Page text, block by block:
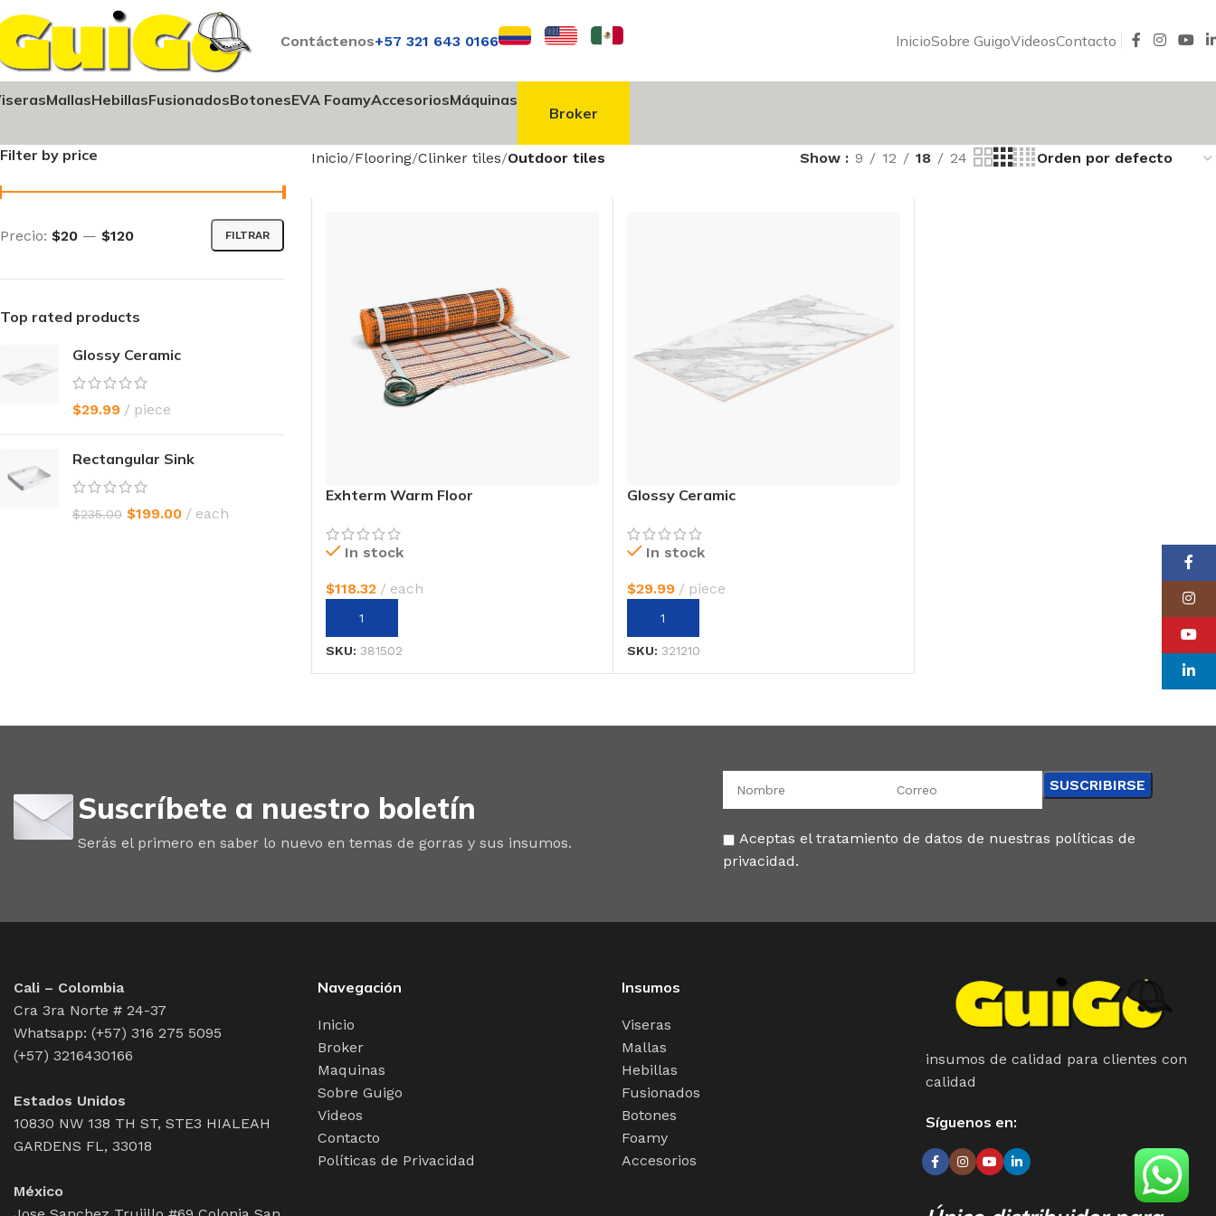
Contáctenos+57 321 643 0166 InicioSobre GuigoVideosContacto
MallasHebillasFusionadosBotonesEVA FoamyAccesoriosMáquinas
Broker
Filter by price
FILTRAR
Precio: $20 — $120
Top rated products
Glossy Ceramic
$29.99 piece
Rectangular Sink
$235.00 $199.00 each
Inicio Flooring Clinker tiles Outdoor tiles Show 9 12 18 24
Exhterm Warm Floor
In stock
$118.32 each
AÑADIR AL CARRITO
SKU: 381502
Glossy Ceramic
In stock
$29.99 piece
AÑADIR AL CARRITO
SKU: 321210
Suscríbete a nuestro boletín
Serás el primero en saber lo nuevo en temas de gorras y sus insumos.
Aceptas el tratamiento de datos de nuestras políticas de
privacidad.
Cali – Colombia
Cra 3ra Norte # 24-37
Whatsapp: (+57) 316 275 5095
(+57) 3216430166
Estados Unidos
10830 NW 138 TH ST, STE3 HIALEAH
GARDENS FL, 33018
México
Navegación
Inicio
Broker
Maquinas
Sobre Guigo
Videos
Contacto
Políticas de Privacidad
Insumos
Viseras
Mallas
Hebillas
Fusionados
Botones
Foamy
Accesorios
insumos de calidad para clientes con
calidad
Síguenos en:
YouTube
linkedin